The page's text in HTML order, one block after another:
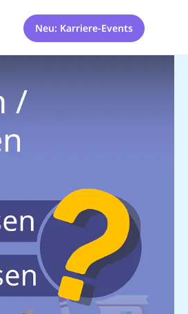
Neu: Karriere-Events